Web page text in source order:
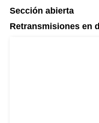
Sección abierta
Retransmisiones en